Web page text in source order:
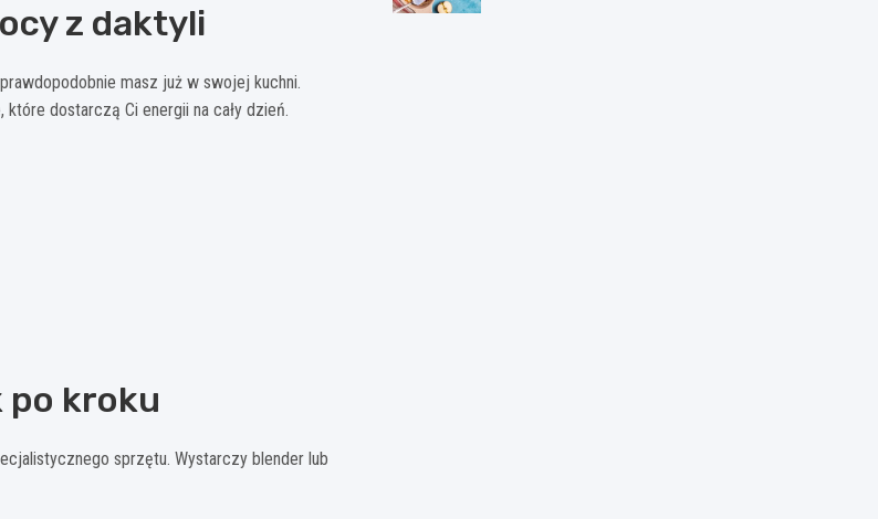
z daktyli
masz już w swojej kuchni.
które dostarczą Ci energii na cały dzień.
po kroku
sprzętu. Wystarczy blender lub